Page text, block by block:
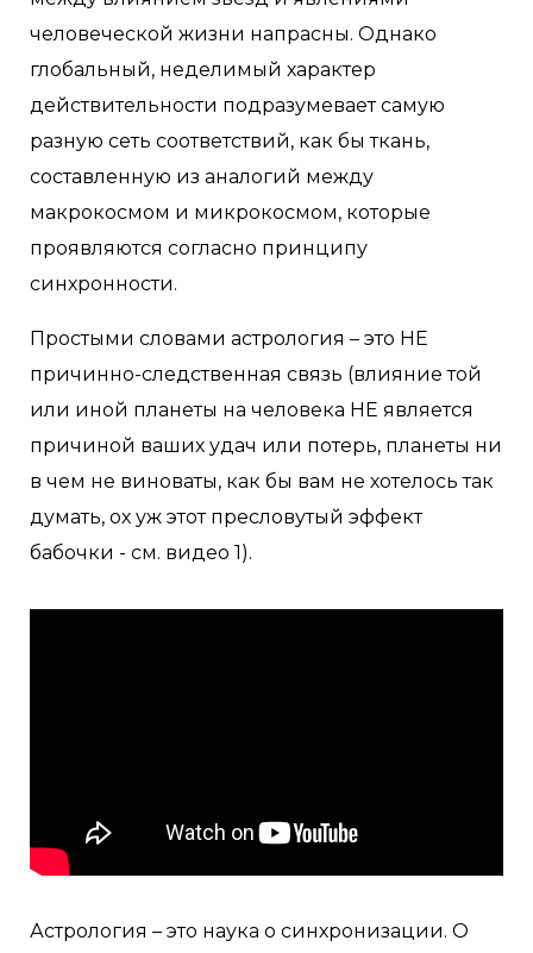
человеческой жизни напрасны. Однако
глобальный, неделимый характер
действительности подразумевает самую
разную сеть соответствий, как бы ткань,
составленную из аналогий между
макрокосмом и микрокосмом, которые
проявляются согласно принципу
синхронности.
Простыми словами астрология – это НЕ
причинно-следственная связь (влияние той
или иной планеты на человека НЕ является
причиной ваших удач или потерь, планеты ни
в чем не виноваты, как бы вам не хотелось так
думать, ох уж этот пресловутый эффект
бабочки - см. видео 1).
Астрология – это наука о синхронизации. О